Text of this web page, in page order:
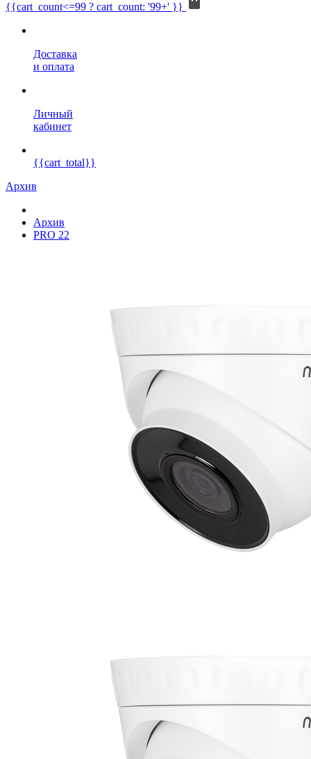
{{cart_count<=99 ? cart_count: '99+' }}
Доставка
и оплата
Личный
кабинет
{{cart_total}}
Архив
Архив
PRO 22